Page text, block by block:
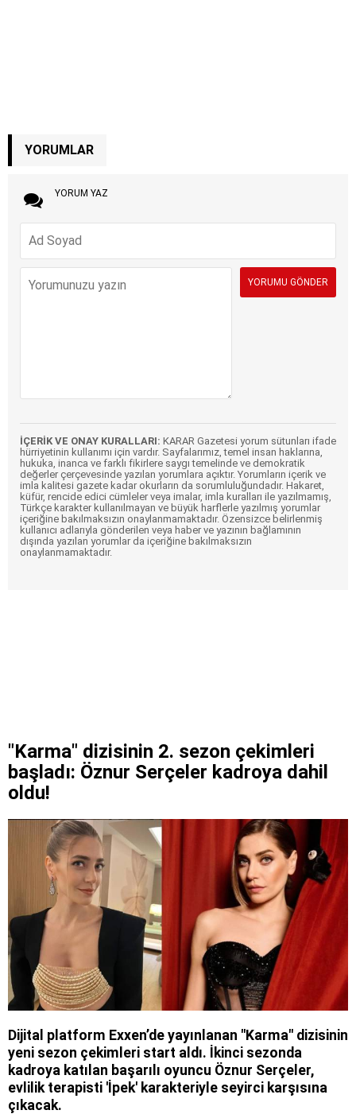
YORUMLAR
YORUM YAZ
İÇERİK VE ONAY KURALLARI: KARAR Gazetesi yorum sütunları ifade
hürriyetinin kullanımı için vardır. Sayfalarımız, temel insan haklarına,
hukuka, inanca ve farklı fikirlere saygı temelinde ve demokratik
değerler çerçevesinde yazılan yorumlara açıktır. Yorumların içerik ve
imla kalitesi gazete kadar okurların da sorumluluğundadır. Hakaret,
küfür, rencide edici cümleler veya imalar, imla kuralları ile yazılmamış,
Türkçe karakter kullanılmayan ve büyük harflerle yazılmış yorumlar
içeriğine bakılmaksızın onaylanmamaktadır. Özensizce belirlenmiş
kullanıcı adlarıyla gönderilen veya haber ve yazının bağlamının
dışında yazılan yorumlar da içeriğine bakılmaksızın
onaylanmamaktadır.
"Karma" dizisinin 2. sezon çekimleri
başladı: Öznur Serçeler kadroya dahil
oldu!
Dijital platform Exxen’de yayınlanan "Karma" dizisinin
yeni sezon çekimleri start aldı. İkinci sezonda
kadroya katılan başarılı oyuncu Öznur Serçeler,
evlilik terapisti 'İpek' karakteriyle seyirci karşısına
çıkacak.